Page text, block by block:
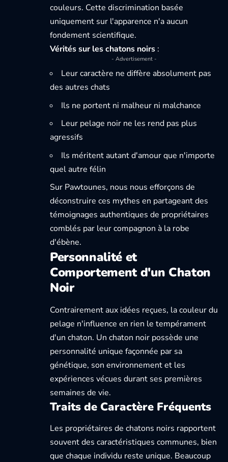
couleurs. Cette discrimination basée
uniquement sur l'apparence n'a aucun
fondement scientifique.
Vérités sur les chatons noirs :
- Advertisement -
Leur caractère ne diffère absolument pas
des autres chats
Ils ne portent ni malheur ni malchance
Leur pelage noir ne les rend pas plus
agressifs
Ils méritent autant d'amour que n'importe
quel autre félin
Sur Pawtounes, nous nous efforçons de
déconstruire ces mythes en partageant des
témoignages authentiques de propriétaires
comblés par leur compagnon à la robe
d'ébène.
Personnalité et
Comportement d'un Chaton
Noir
Contrairement aux idées reçues, la couleur du
pelage n'influence en rien le tempérament
d'un chaton. Un chaton noir possède une
personnalité unique façonnée par sa
génétique, son environnement et les
expériences vécues durant ses premières
semaines de vie.
Traits de Caractère Fréquents
Les propriétaires de chatons noirs rapportent
souvent des caractéristiques communes, bien
que chaque individu reste unique. Beaucoup